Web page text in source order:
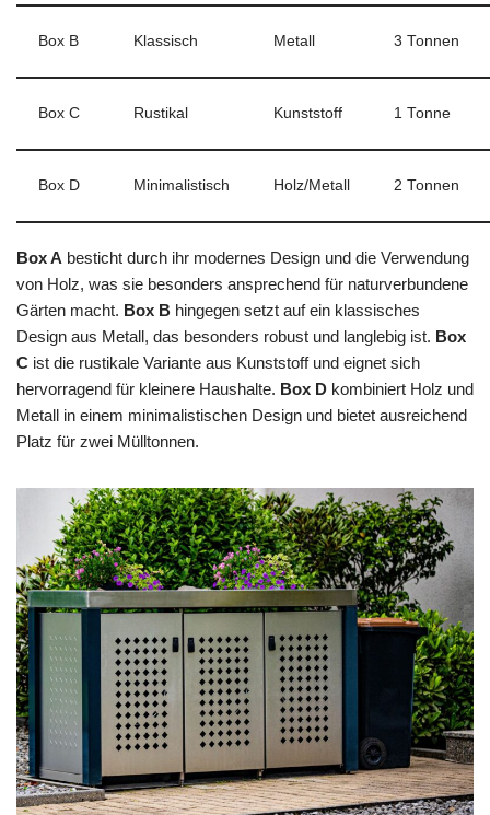
Box B Klassisch Metall 3 Tonnen
Box C Rustikal Kunststoff 1 Tonne
Box D Minimalistisch Holz/Metall 2 Tonnen
Box A besticht durch ihr modernes Design und die Verwendung
von Holz, was sie besonders ansprechend für naturverbundene
Gärten macht. Box B hingegen setzt auf ein klassisches
Design aus Metall, das besonders robust und langlebig ist. Box
C ist die rustikale Variante aus Kunststoff und eignet sich
hervorragend für kleinere Haushalte. Box D kombiniert Holz und
Metall in einem minimalistischen Design und bietet ausreichend
Platz für zwei Mülltonnen.